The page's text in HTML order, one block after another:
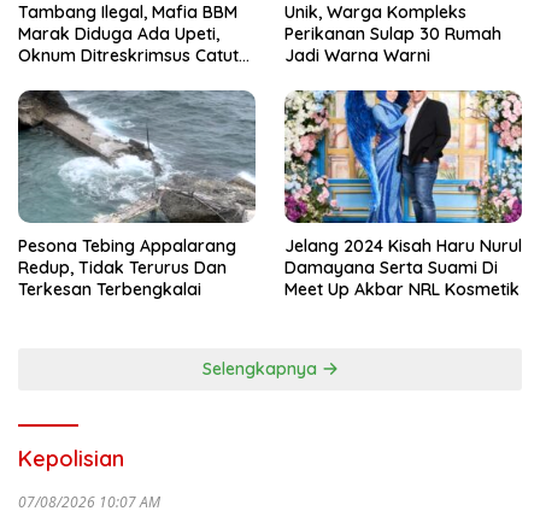
Tambang Ilegal, Mafia BBM
Marak Diduga Ada Upeti,
Oknum Ditreskrimsus Catut
Unik, Warga Kompleks
Perikanan Sulap 30 Rumah
Jadi Warna Warni
Pesona Tebing Appalarang
Redup, Tidak Terurus Dan
Terkesan Terbengkalai
Jelang 2024 Kisah Haru Nurul
Damayana Serta Suami Di
Meet Up Akbar NRL Kosmetik
Selengkapnya
Kepolisian
07/08/2026 10:07 AM